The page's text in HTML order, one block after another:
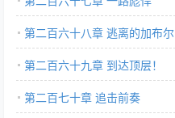
第二百六十八章 逃离的加布尔
第二百六十九章 到达顶层！
第二百七十章 追击前奏